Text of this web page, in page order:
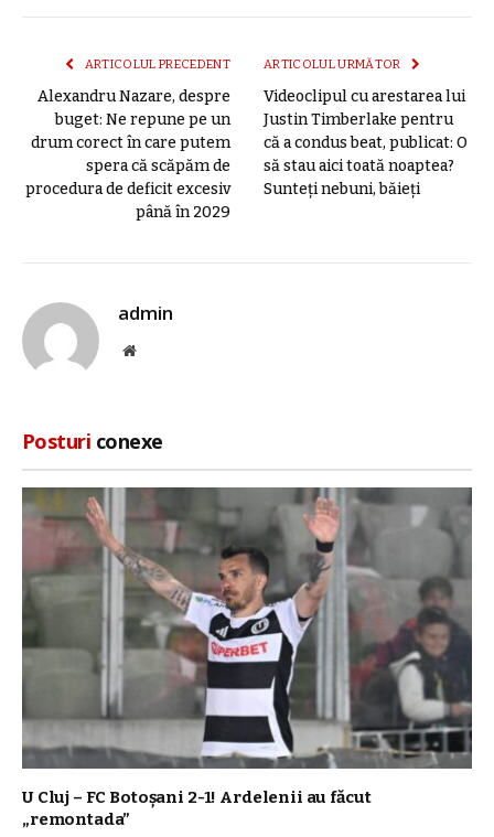
ARTICOLUL PRECEDENT
Alexandru Nazare, despre
buget: Ne repune pe un
drum corect în care putem
spera că scăpăm de
procedura de deficit excesiv
până în 2029
ARTICOLUL URMĂTOR
Videoclipul cu arestarea lui
Justin Timberlake pentru
că a condus beat, publicat: O
să stau aici toată noaptea?
Sunteți nebuni, băieți
admin
Site
Posturi conexe
U Cluj – FC Botoșani 2-1! Ardelenii au făcut
„remontada”